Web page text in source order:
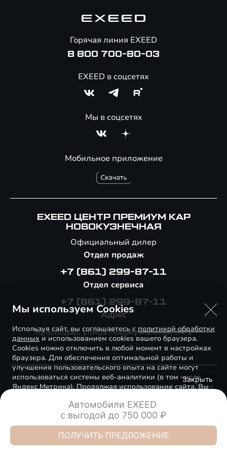
Помощь на дорогах
Мобильное приложение
Горячая линия EXEED
8 800 700-80-03
EXEED в соцсетях
Мы в соцсетях
EXEED ЦЕНТР ПРЕМИУМ КАР
НОВОКУЗНЕЧНАЯ
Официальный дилер
Отдел продаж
+7 (861) 299-87-11
Отдел сервиса
+7 (861) 299-87-11
Адрес
Краснодар, улица Новокузнечная, 34/1
© 2026 EXEED ЦЕНТР ПРЕМИУМ КАР НОВОКУЗНЕЧНАЯ
Правовая информация
Сделано в ПЕРКС
Мы используем Cookies
Используя сайт, вы соглашаетесь сполитикой обработки
данных и использованием cookies вашего браузера.
Cookies можно отключить в любой момент в настройках
браузера. Для обеспечения оптимальной работы и
улучшения пользовательского опыта на сайте могут
использоваться системы веб-аналитики (в том числе
Яндекс.Метрика). Продолжая использование сайта, Вы
размещением cookie-файлов.
Закрыть
Автомобили EXEED
с выгодой до 750 000 ₽
ПОЛУЧИТЬ ПРЕДЛОЖЕНИЕ
EXEED Премиум Кар Восток
EXEED Премиум Кар Восток